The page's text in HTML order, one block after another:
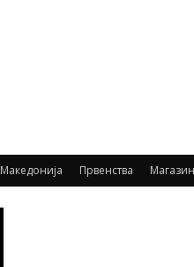
Македонија Првенства Магазин